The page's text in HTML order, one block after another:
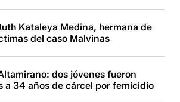
Kataleya Medina, hermana de
del caso Malvinas
dos jóvenes fueron
a 34 años de cárcel por femicidio